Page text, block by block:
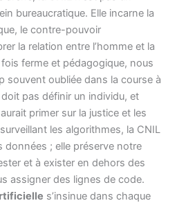
bureaucratique. Elle incarne la
le contre-pouvoir
la relation entre l’homme et la
ferme et pédagogique, nous
souvent oubliée dans la course à
pas définir un individu, et
primer sur la justice et les
les algorithmes, la CNIL
données ; elle préserve notre
et à exister en dehors des
assigner des lignes de code.
s’insinue dans chaque